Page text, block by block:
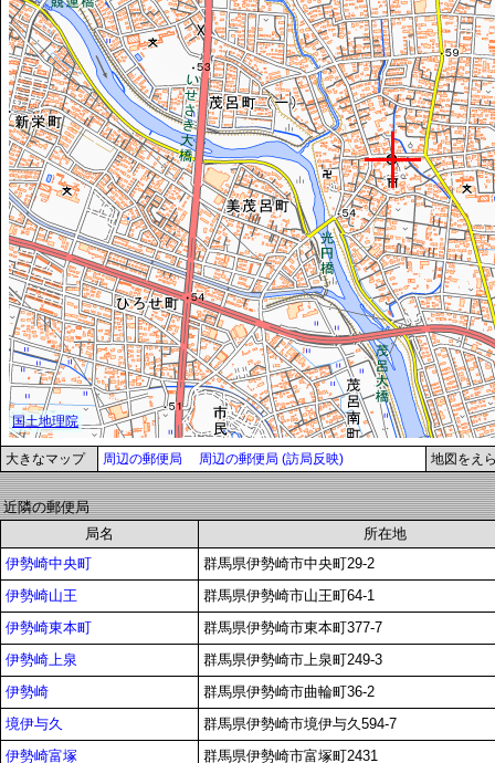
大きなマップ 周辺の郵便局 周辺の郵便局 (訪局反映) 地図をえ
近隣の郵便局
局名
所在地
伊勢崎中央町
群馬県伊勢崎市中央町29-2
伊勢崎山王
群馬県伊勢崎市山王町64-1
伊勢崎東本町
群馬県伊勢崎市東本町377-7
伊勢崎上泉
群馬県伊勢崎市上泉町249-3
伊勢崎
群馬県伊勢崎市曲輪町36-2
境伊与久
群馬県伊勢崎市境伊与久594-7
伊勢崎富塚
群馬県伊勢崎市富塚町2431